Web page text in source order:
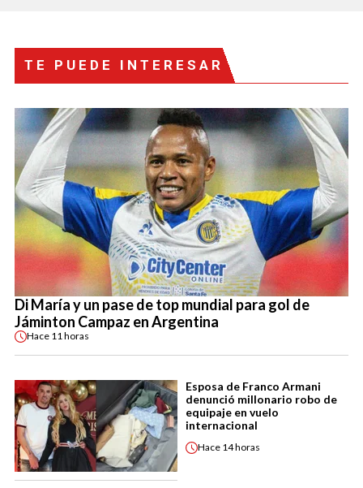
TE PUEDE INTERESAR
Di María y un pase de top mundial para gol de
Jáminton Campaz en Argentina
Hace 11 horas
Esposa de Franco Armani
denunció millonario robo de
equipaje en vuelo
internacional
Hace 14 horas